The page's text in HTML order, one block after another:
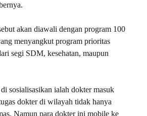
akan diawali dengan program 100
menyangkut program prioritas
segi SDM, kesehatan, maupun
sosialisasikan ialah dokter masuk
dokter di wilayah tidak hanya
Namun para dokter ini mobile ke